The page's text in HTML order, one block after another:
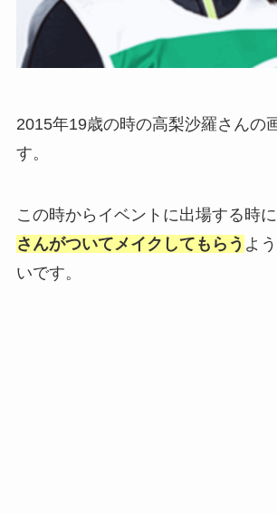
2015年19歳の時の高梨沙羅さんの
す。
この時からイベントに出場する時
さんがついてメイクしてもらう よ
いです。